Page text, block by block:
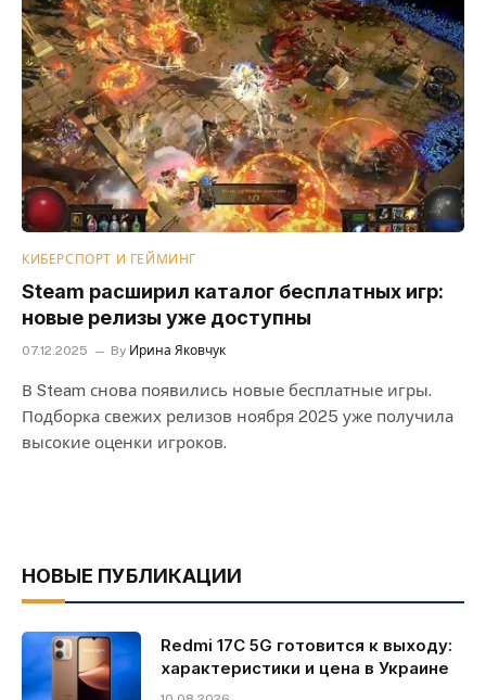
КИБЕРСПОРТ И ГЕЙМИНГ
Steam расширил каталог бесплатных игр:
новые релизы уже доступны
07.12.2025 By Ирина Яковчук
В Steam снова появились новые бесплатные игры.
Подборка свежих релизов ноября 2025 уже получила
высокие оценки игроков.
НОВЫЕ ПУБЛИКАЦИИ
Redmi 17C 5G готовится к выходу:
характеристики и цена в Украине